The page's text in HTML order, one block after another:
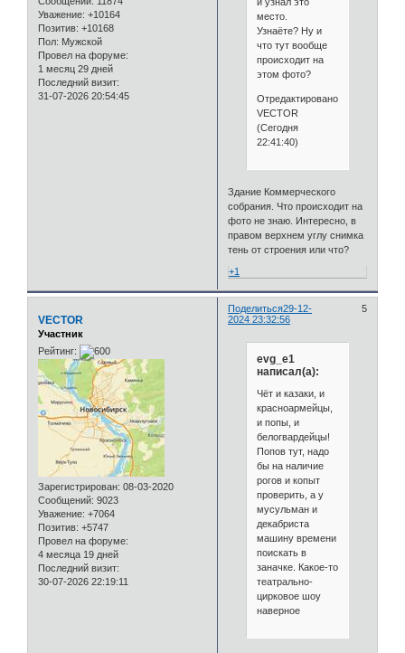
Уважение: +10164
Позитив: +10168
Пол: Мужской
Провел на форуме:
1 месяц 29 дней
Последний визит:
31-07-2026 20:54:45
место.
Узнаёте? Ну и
что тут вообще
происходит на
этом фото?
Отредактировано
VECTOR
(Сегодня
22:41:40)
Здание Коммерческого
собрания. Что происходит на
фото не знаю. Интересно, в
правом верхнем углу снимка
тень от строения или что?
+1
Поделиться 5
29-12-
2024 23:32:56
VECTOR
Участник
Рейтинг:
Зарегистрирован: 08-03-2020
Сообщений: 9023
Уважение: +7064
Позитив: +5747
Провел на форуме:
4 месяца 19 дней
Последний визит:
30-07-2026 22:19:11
evg_e1
написал(а):
Чёт и казаки, и
красноармейцы,
и попы, и
белогвардейцы!
Попов тут, надо
бы на наличие
рогов и копыт
проверить, а у
мусульман и
декабриста
машину времени
поискать в
заначке. Какое-то
театрально-
цирковое шоу
наверное